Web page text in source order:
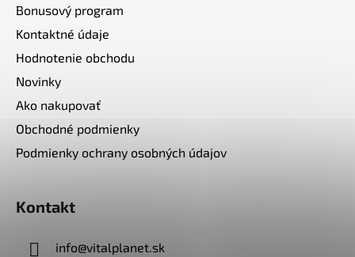
Bonusový program
Kontaktné údaje
Hodnotenie obchodu
Novinky
Ako nakupovať
Obchodné podmienky
Podmienky ochrany osobných údajov
Kontakt
info@vitalplanet.sk